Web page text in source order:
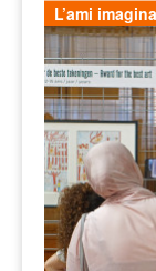
L’ami